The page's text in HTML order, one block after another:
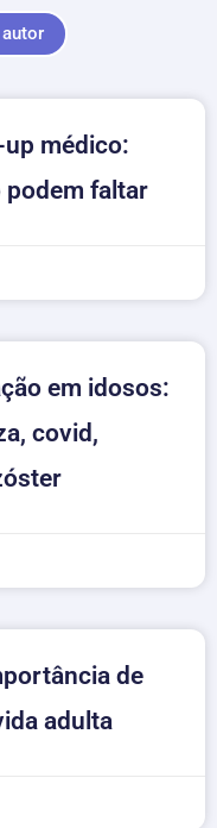
médico:
podem faltar
em idosos:
covid,
de
adulta